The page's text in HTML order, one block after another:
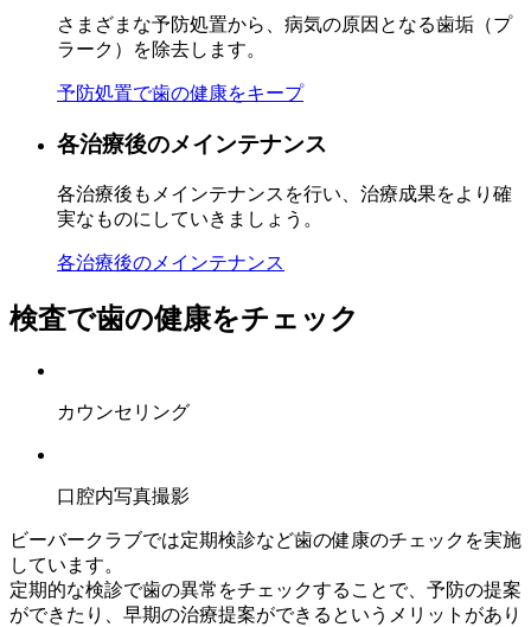
さまざまな予防処置から、病気の原因となる歯垢（プ
ラーク）を除去します。
予防処置で歯の健康をキープ
各治療後のメインテナンス
各治療後もメインテナンスを行い、治療成果をより確
実なものにしていきましょう。
各治療後のメインテナンス
検査で歯の健康をチェック
カウンセリング
口腔内写真撮影
ビーバークラブでは定期検診など歯の健康のチェックを実施
しています。
定期的な検診で歯の異常をチェックすることで、予防の提案
ができたり、早期の治療提案ができるというメリットがあり